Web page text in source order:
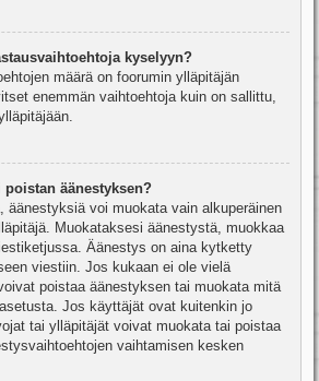
kyselyyn?
määrä on foorumin ylläpitäjän
enemmän vaihtoehtoja kuin on sallittu,
äänestyksen?
äänestyksiä voi muokata vain alkuperäinen
Muokataksesi äänestystä, muokkaa
Äänestys on aina kytketty
viestiin. Jos kukaan ei ole vielä
poistaa äänestyksen tai muokata mitä
Jos käyttäjät ovat kuitenkin jo
tai ylläpitäjät voivat muokata tai poistaa
vaihtamisen kesken